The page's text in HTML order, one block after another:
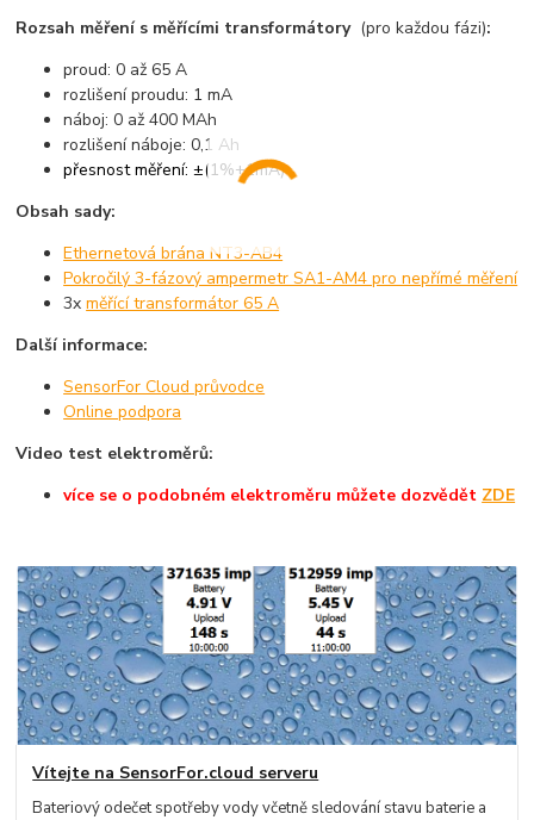
Rozsah měření s měřícími transformátory (pro každou fázi):
proud: 0 až 65 A
rozlišení proudu: 1 mA
náboj: 0 až 400 MAh
rozlišení náboje: 0,1 Ah
přesnost měření: ±(1%+1mA)
Obsah sady:
Ethernetová brána NT3-AB4
Pokročilý 3-fázový ampermetr SA1-AM4 pro nepřímé měření
3xměřící transformátor 65 A
Další informace:
SensorFor Cloud průvodce
Online podpora
Video test elektroměrů:
více se o podobném elektroměru můžete dozvědět ZDE
Vítejte na SensorFor.cloud serveru
Bateriový odečet spotřeby vody včetně sledování stavu baterie a